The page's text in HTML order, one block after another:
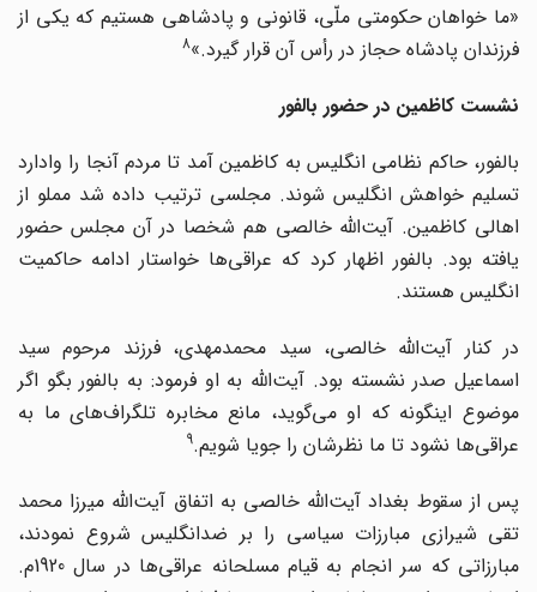
«ما خواهان حکومتی ملّی، قانونی و پادشاهی هستیم که یکی از
فرزندان پادشاه حجاز در رأس آن قرار گیرد.»
نشست کاظمین در حضور بالفور
بالفور، حاکم نظامی انگلیس به کاظمین آمد تا مردم آنجا را وادارد
تسلیم خواهش انگلیس شوند. مجلسی ترتیب داده شد مملو از
اهالی کاظمین. آیت‌الله خالصی هم شخصا در آن مجلس حضور
یافته بود. بالفور اظهار کرد که عراقی‌ها خواستار ادامه حاکمیت
انگلیس هستند.
در کنار آیت‌الله خالصی، سید محمدمهدی، فرزند مرحوم سید
اسماعیل صدر نشسته بود. آیت‌الله به او فرمود: به بالفور بگو اگر
موضوع اینگونه که او می‌گوید، مانع مخابره تلگراف‌های ما به
عراقی‌ها نشود تا ما نظرشان را جویا شویم.9
پس از سقوط بغداد آیت‌الله خالصی به اتفاق آیت‌الله میرزا محمد
تقی شیرازی مبارزات سیاسی را بر ضدانگلیس شروع نمودند،
مبارزاتی که سر انجام به قیام مسلحانه عراقی‌ها در سال 1920م.